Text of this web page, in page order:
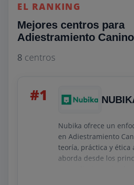
EL RANKING
Mejores centros para
Adiestramiento Canino
8 centros
#1
Nubika ofrece un
en Adiestramiento
teoría, práctica y ética
aborda desde los